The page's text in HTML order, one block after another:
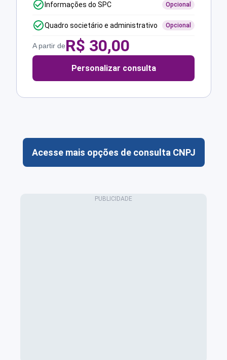
Informações do SPC Opcional
Quadro societário e administrativo Opcional
A partir deR$ 30,00
Personalizar consulta
Acesse mais opções de consulta CNPJ